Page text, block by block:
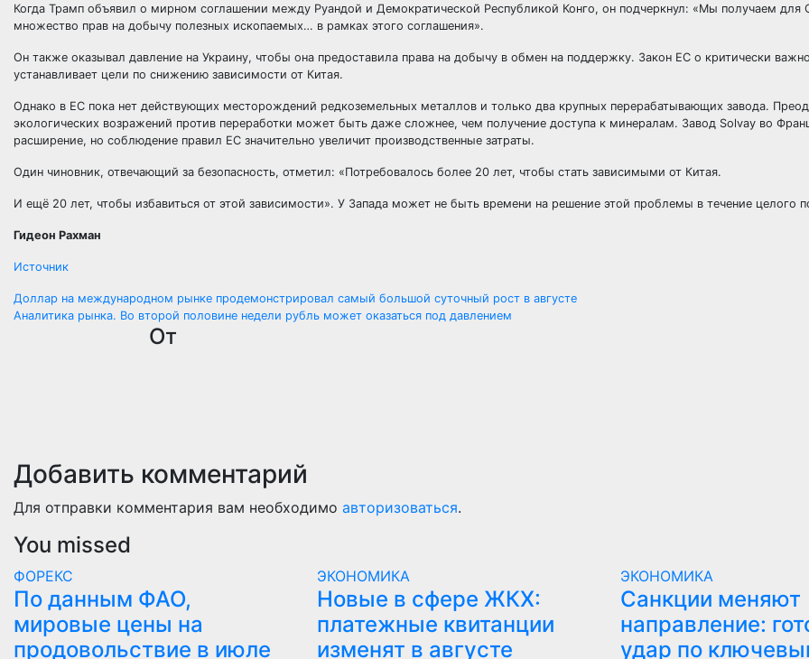
Когда Трамп объявил о мирном соглашении между Руандой и Демократической Республикой Конго, он подчеркнул: «Мы получаем для
множество прав на добычу полезных ископаемых… в рамках этого соглашения».
Он также оказывал давление на Украину, чтобы она предоставила права на добычу в обмен на поддержку. Закон ЕС о критически
устанавливает цели по снижению зависимости от Китая.
Однако в ЕС пока нет действующих месторождений редкоземельных металлов и только два крупных перерабатывающих завода.
экологических возражений против переработки может быть даже сложнее, чем получение доступа к минералам. Завод Solvay во
расширение, но соблюдение правил ЕС значительно увеличит производственные затраты.
Один чиновник, отвечающий за безопасность, отметил: «Потребовалось более 20 лет, чтобы стать зависимыми от Китая.
И ещё 20 лет, чтобы избавиться от этой зависимости». У Запада может не быть времени на решение этой проблемы в течение целого
Гидеон Рахман
Источник
Навигация
Доллар на международном рынке продемонстрировал самый большой суточный рост в августе
Аналитика рынка. Во второй половине недели рубль может оказаться под давлением
От
Добавить комментарий
Для отправки комментария вам необходимо авторизоваться.
You missed
ФОРЕКС
По данным ФАО,
мировые цены на
продовольствие в июле
ЭКОНОМИКА
Новые в сфере ЖКХ:
платежные квитанции
изменят в августе
ЭКОНОМИКА
Санкции меняют
направление:
удар по